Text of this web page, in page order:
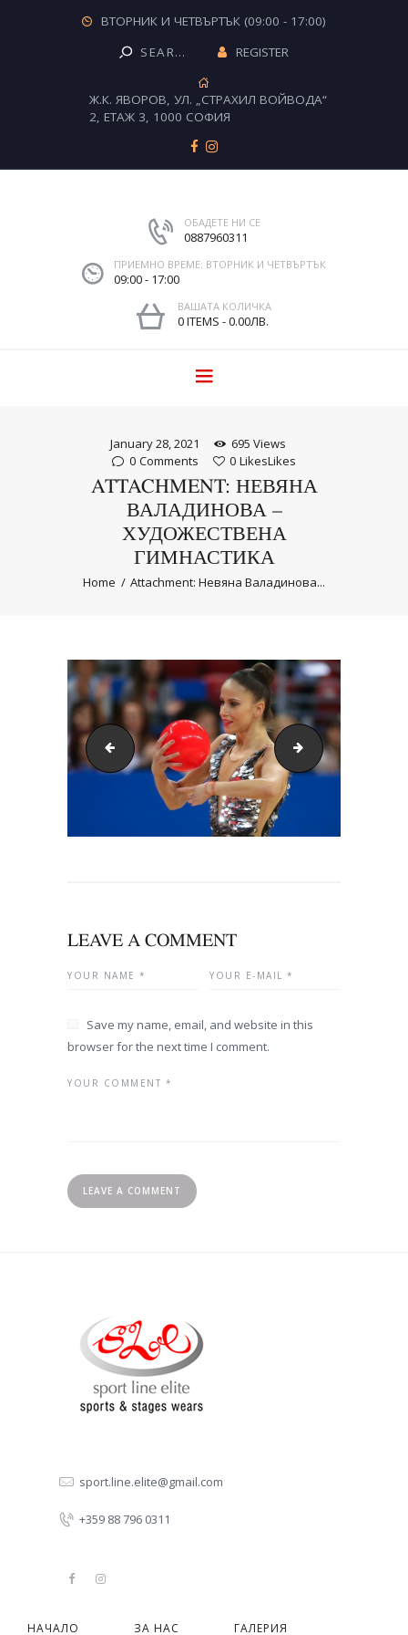
ВТОРНИК И ЧЕТВЪРТЪК (09:00 - 17:00)
REGISTER
Ж.К. ЯВОРОВ, УЛ. „СТРАХИЛ ВОЙВОДА“
2, ЕТАЖ 3, 1000 СОФИЯ
ОБАДЕТЕ НИ СЕ
0887960311
ПРИЕМНО ВРЕМЕ: ВТОРНИК И ЧЕТВЪРТЪК
09:00 - 17:00
ВАШАТА КОЛИЧКА
0 ITEMS -0.00ЛВ.
January 28, 2021 695 Views
0 Comments 0 LikesLikes
ATTACHMENT: НЕВЯНА
ВАЛАДИНОВА –
ХУДОЖЕСТВЕНА
ГИМНАСТИКА
Home Attachment: Невяна Валадинова...
Трико за художествена гимнастика Ансамбъл
LEAVE A COMMENT
Save my name, email, and website in this
browser for the next time I comment.
sport.line.elite@gmail.com
+359 88 796 0311
НАЧАЛО ЗА НАС ГАЛЕРИЯ